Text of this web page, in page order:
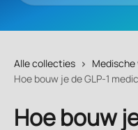
Alle collecties
Medische
Hoe bouw je de GLP-1
Hoe bouw